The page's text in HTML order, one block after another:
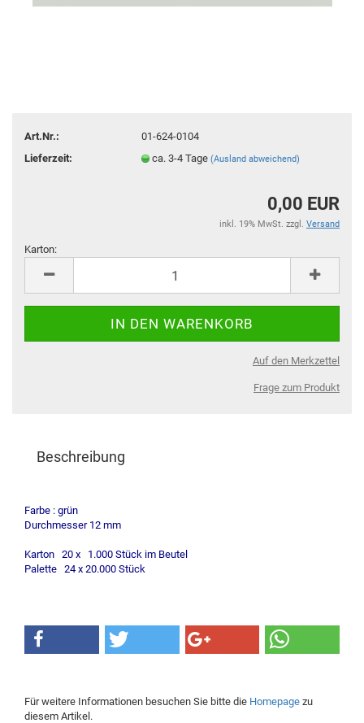
Art.Nr.:
01-624-0104
Lieferzeit:
ca. 3-4 Tage(Ausland abweichend)
0,00 EUR
inkl. 19% MwSt. zzgl. Versand
Karton:
Auf den Merkzettel
Frage zum Produkt
Beschreibung
Farbe : grün
Durchmesser 12 mm
Karton 20 x 1.000 Stück im Beutel
Palette 24 x 20.000 Stück
Für weitere Informationen besuchen Sie bitte die Homepage zu
diesem Artikel.